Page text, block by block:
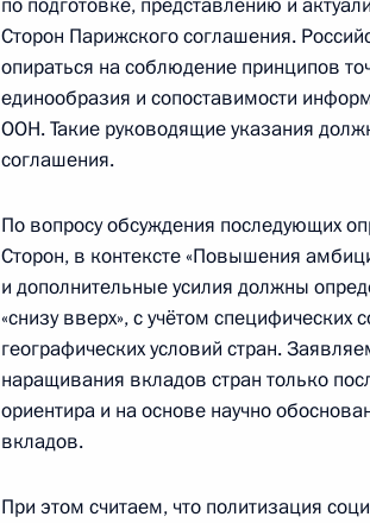
10 ноября 2017 года, пятница
Совещание по подготовке к
7 ноября 2017 года, вторник
Заявление спецпредставителя
Александра Бедрицкого
7 ноября 2017 года, 13:50
Сторон Парижского соглашения.
опираться на соблюдение принципов
единообразия и сопоставимости
ООН. Такие руководящие указания
соглашения.
По вопросу обсуждения последующих
Сторон, в контексте «Повышения
и дополнительные усилия должны
«снизу вверх», с учётом
географических условий стран.
наращивания вкладов стран только
ориентира и на основе научно
вкладов.
При этом считаем, что политизация